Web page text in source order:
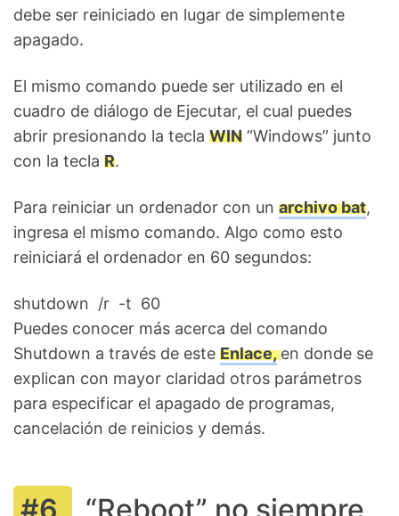
debe ser reiniciado en lugar de simplemente
apagado.
El mismo comando puede ser utilizado en el
cuadro de diálogo de Ejecutar, el cual puedes
abrir presionando la tecla WIN “Windows” junto
con la tecla R.
Para reiniciar un ordenador con un archivo bat,
ingresa el mismo comando. Algo como esto
reiniciará el ordenador en 60 segundos:
shutdown /r -t 60
Puedes conocer más acerca del comando
Shutdown a través de este Enlace, en donde se
explican con mayor claridad otros parámetros
para especificar el apagado de programas,
cancelación de reinicios y demás.